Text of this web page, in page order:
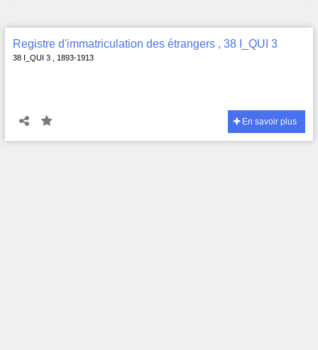
Registre d'immatriculation des étrangers , 38 I_QUI 3
38 I_QUI 3 , 1893-1913
En savoir plus